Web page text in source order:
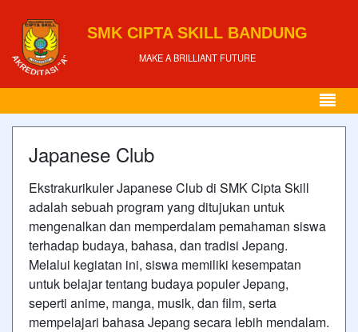
SMK CIPTA SKILL BANDUNG
MAKE A BRILLIANT FUTURE
Japanese Club
Ekstrakurikuler Japanese Club di SMK Cipta Skill
adalah sebuah program yang ditujukan untuk
mengenalkan dan memperdalam pemahaman siswa
terhadap budaya, bahasa, dan tradisi Jepang.
Melalui kegiatan ini, siswa memiliki kesempatan
untuk belajar tentang budaya populer Jepang,
seperti anime, manga, musik, dan film, serta
mempelajari bahasa Jepang secara lebih mendalam.